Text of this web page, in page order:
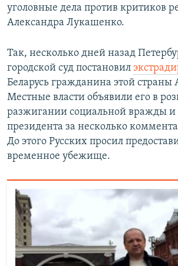
уголовные дела против критиков
Александра Лукашенко.
Так, несколько дней назад
городской суд постановил
Беларусь гражданина этой страны
Местные власти объявили его в
разжигании социальной вражды и
президента за несколько
До этого Русских просил
временное убежище.